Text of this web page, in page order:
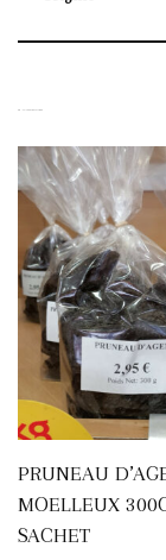
PRUNEAU
MOELLEUX
SACHET